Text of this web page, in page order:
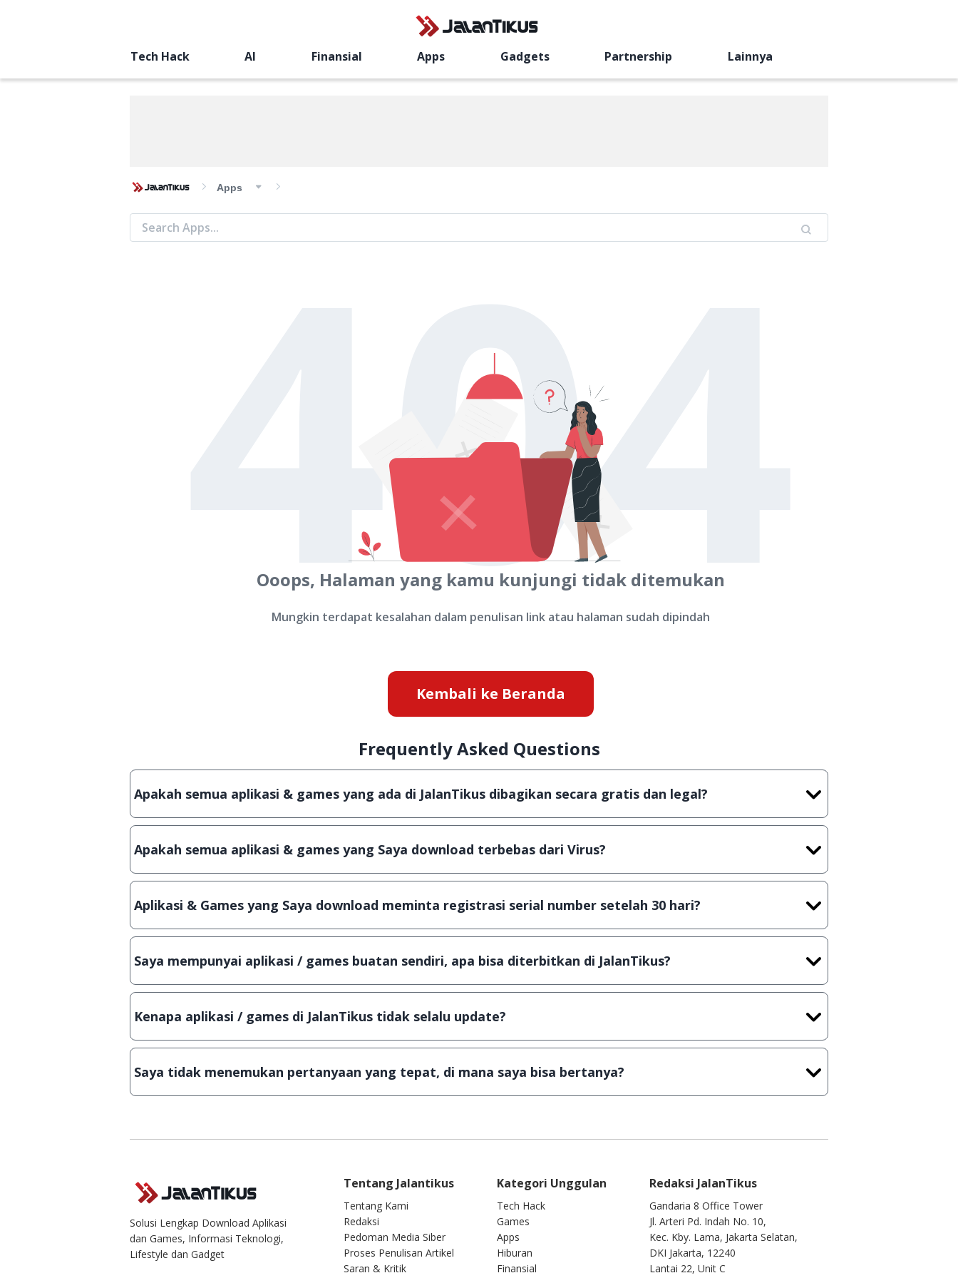
Tech Hack AI Finansial Apps Gadgets Partnership Lainnya
Apps 404
Ooops, Halaman yang kamu kunjungi tidak ditemukan
Mungkin terdapat kesalahan dalam penulisan link atau halaman sudah dipindah
Kembali ke Beranda
Frequently Asked Questions
Apakah semua aplikasi & games yang ada di JalanTikus dibagikan secara gratis dan legal?
Ya, JalanTikus hanya membagikan aplikasi & games yang gratis (Freeware) dan legal, dalam artian tidak (bajakan) hasil
crack, patch atau semacamnya.
Apakah semua aplikasi & games yang Saya download terbebas dari Virus?
Ya, JalanTikus selalu melakukan scanning dengan 3 jenis Antivirus (Kaspersky, AVG & Avast) sebelum menerbitkan suatu
aplikasi atau games, sehingga bisa dijamin 100% terbebas dari virus.
Aplikasi & Games yang Saya download meminta registrasi serial number setelah 30 hari?
Meskipun dibagikan secara gratis, namun ada beberapa aplikasi & games yang dibagikan secara Shareware, dalam arti
hanya bisa digunakan dalam jangka waktu tertentu dan jika ingin lanjut menggunakannya kamu harus membeli lisensi
aslinya.
Saya mempunyai aplikasi / games buatan sendiri, apa bisa diterbitkan di JalanTikus?
Tentu saja bisa. Silahkan kirim email keinfo@jalantikus.comdengan menyertakan Nama Aplikasi/Games, Deskripsi serta
Lampiran File instalasi / (APK) jika Android
Kenapa aplikasi / games di JalanTikus tidak selalu update?
Demi menjaga kualitas aplikasi dan games yang ada di JalanTikus, hingga saat ini kita masih melakukan upload-
download secara manual, sehingga kuota sebesar ribuan aplikasi & games tidak dapat tercapai dalam waktu yang
singkat.
Saya tidak menemukan pertanyaan yang tepat, di mana saya bisa bertanya?
Kami dengan senang hati menjawab setiap pertanyaan yang masuk. Kirim pertanyaan kamu keinfo@jalantikus.com
Solusi Lengkap Download Aplikasi
dan Games, Informasi Teknologi,
Lifestyle dan Gadget
Redaksi JalanTikus
Gandaria 8 Office Tower
Jl. Arteri Pd. Indah No. 10,
Kec. Kby. Lama, Jakarta Selatan,
DKI Jakarta, 12240
Lantai 22, Unit C
Tentang Jalantikus
Tentang Kami
Redaksi
Pedoman Media Siber
Proses Penulisan Artikel
Saran & Kritik
Kategori Unggulan
Tech Hack
Games
Apps
Hiburan
Finansial